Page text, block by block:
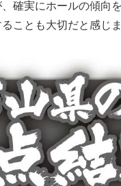
確実にホールの傾向
ことも大切だと感じま